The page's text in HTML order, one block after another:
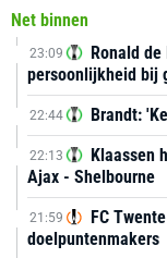
Net binnen
23:09
Ronald
persoonlijkheid bij
22:44 Brandt:
22:13
Klaassen
Ajax - Shelbourne
21:59
FC
doelpuntenmakers